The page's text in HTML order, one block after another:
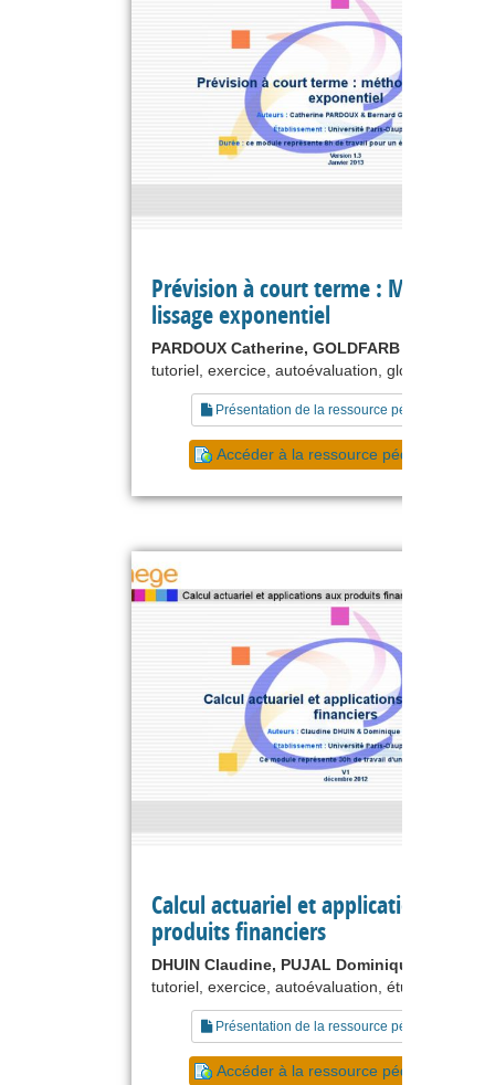
Prévision à court terme : Méthodes
lissage exponentiel
PARDOUX Catherine, GOLDFARB Bernard
tutoriel, exercice, autoévaluation, glossaire
Présentation de la ressource pédagogique
Accéder à la ressource pédagogique
Calcul actuariel et applications aux
produits financiers
DHUIN Claudine, PUJAL Dominique
tutoriel, exercice, autoévaluation, étude de cas
Présentation de la ressource pédagogique
Accéder à la ressource pédagogique